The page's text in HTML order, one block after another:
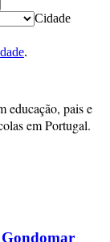
Cidade
.
educação, pais e
em Portugal.
Gondomar